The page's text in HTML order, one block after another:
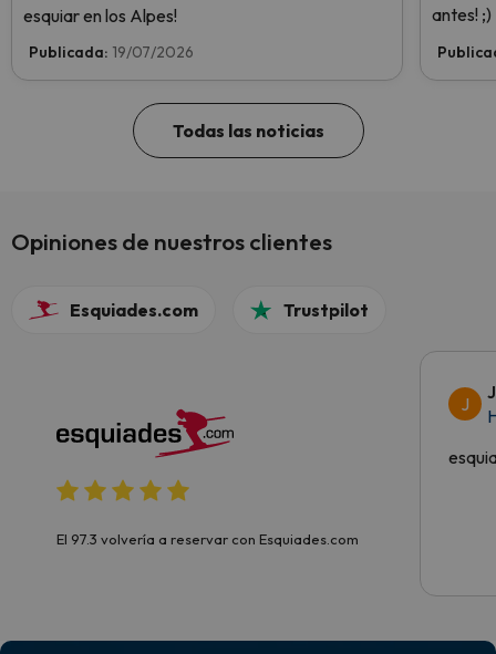
esquiar en los Alpes!
Publicada: 19/07/2026
antes! ;)
Todas las noticias
Opiniones de nuestros clientes
Esquiades.com Trustpilot
El 97.3 volvería a reservar con Esquiades.com
J